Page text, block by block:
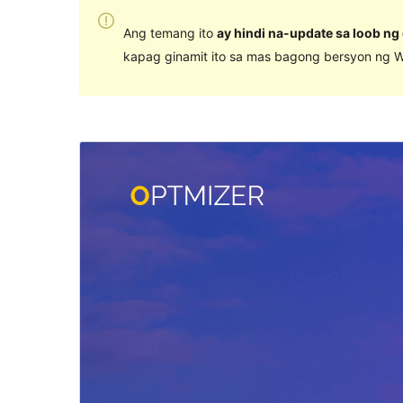
Ang temang ito ay hindi na-update sa loob
kapag ginamit ito sa mas bagong bersyon ng